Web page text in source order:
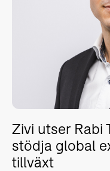
Zivi utser Rabi
stödja global
tillväxt